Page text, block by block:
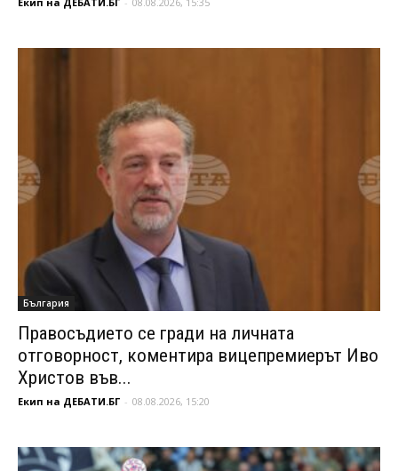
България
Правосъдието се гради на личната
отговорност, коментира вицепремиерът Иво
Христов във...
Екип на ДЕБАТИ.БГ - 08.08.2026, 15:20